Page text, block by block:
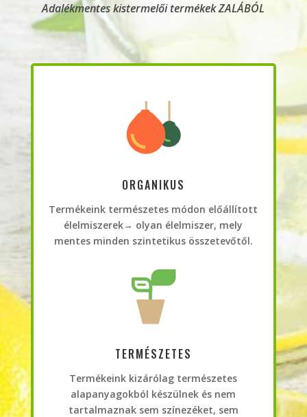
Adalékmentes kistermelői termékek ZALÁBÓL
ORGANIKUS
Termékeink természetes módon előállított
élelmiszerek→ olyan élelmiszer, mely
mentes minden szintetikus összetevőtől.
TERMÉSZETES
Termékeink kizárólag természetes
alapanyagokból készülnek és nem
tartalmaznak sem színezéket, sem